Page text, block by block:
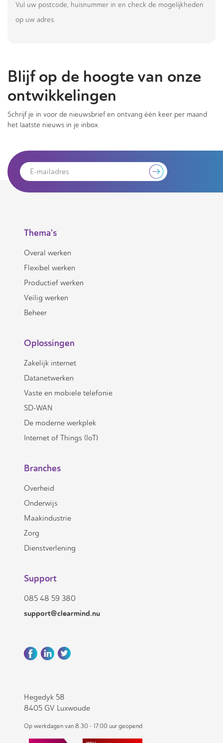
Vul uw postcode, huisnummer in en check de mogelijkheden
op uw adres.
Blijf op de hoogte van onze
ontwikkelingen
Schrijf je in voor de nieuwsbrief en ontvang één keer per maand
het laatste nieuws in je inbox.
Thema's
Overal werken
Flexibel werken
Productief werken
Veilig werken
Beheer
Oplossingen
Zakelijk internet
Datanetwerken
Vaste en mobiele telefonie
SD-WAN
De moderne werkplek
Internet of Things (IoT)
Branches
Overheid
Onderwijs
Maakindustrie
Zorg
Dienstverlening
Support
085 48 59 380
support@clearmind.nu
Hegedyk 58
8405 GV Luxwoude
Op werkdagen van 8.30 - 17.00 uur geopend